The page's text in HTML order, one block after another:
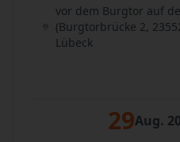
vor dem Burgtor auf
(Burgtorbrücke 2,
Lübeck
29Aug.